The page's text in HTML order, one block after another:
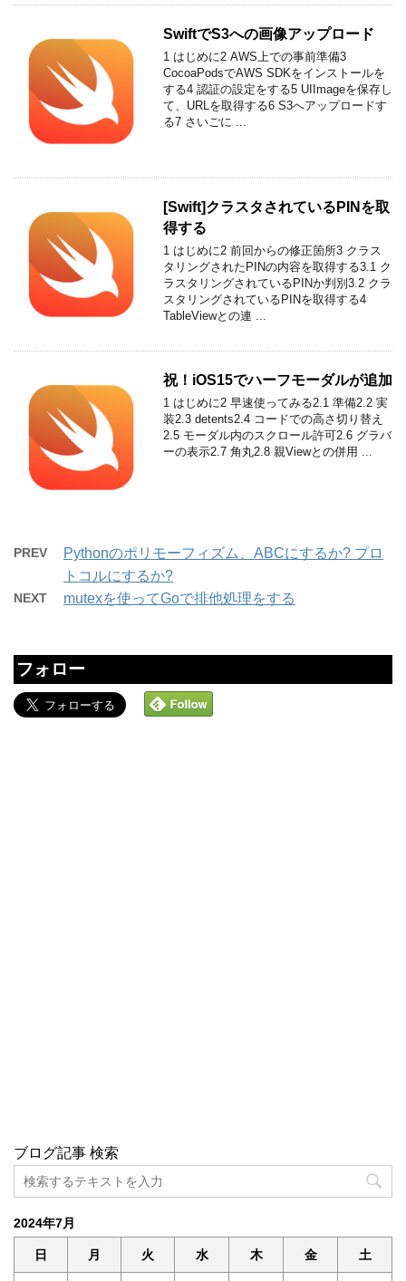
SwiftでS3への画像アップロード
1 はじめに2 AWS上での事前準備3
CocoaPodsでAWS SDKをインストールを
する4 認証の設定をする5 UIImageを保存し
て、URLを取得する6 S3へアップロードす
る7 さいごに ...
[Swift]クラスタされているPINを取
得する
1 はじめに2 前回からの修正箇所3 クラス
タリングされたPINの内容を取得する3.1 ク
ラスタリングされているPINか判別3.2 クラ
スタリングされているPINを取得する4
TableViewとの連 ...
祝！iOS15でハーフモーダルが追加
1 はじめに2 早速使ってみる2.1 準備2.2 実
装2.3 detents2.4 コードでの高さ切り替え
2.5 モーダル内のスクロール許可2.6 グラバ
ーの表示2.7 角丸2.8 親Viewとの併用 ...
PREV
Pythonのポリモーフィズム、ABCにするか? プロ
トコルにするか?
NEXT mutexを使ってGoで排他処理をする
フォロー
ブログ記事 検索
2024年7月
日 月 火 水 木 金 土